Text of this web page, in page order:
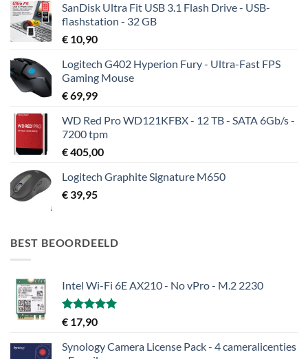
SanDisk Ultra Fit USB 3.1 Flash Drive - USB-
flashstation - 32 GB
€ 10,90
Logitech G402 Hyperion Fury - Ultra-Fast FPS
Gaming Mouse
€69,99
WD Red Pro WD121KFBX - 12 TB - SATA 6Gb/s -
7200 tpm
€405,00
Logitech Graphite Signature M650
€ 39,95
BEST BEOORDEELD
Intel Wi-Fi 6E AX210 - No vPro - M.2 2230
Gewaardeerd
uit 5
€ 17,90
Synology Camera License Pack - 4 cameralicenties